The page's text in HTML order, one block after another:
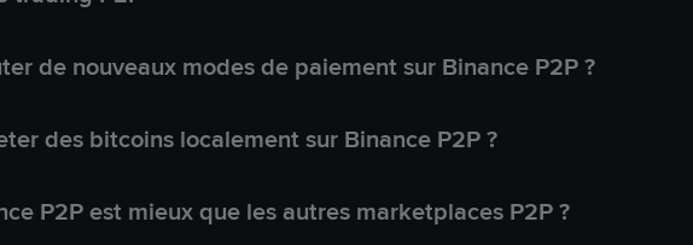
de nouveaux modes de paiement sur Binance P2P ?
des bitcoins localement sur Binance P2P ?
P2P est mieux que les autres marketplaces P2P ?